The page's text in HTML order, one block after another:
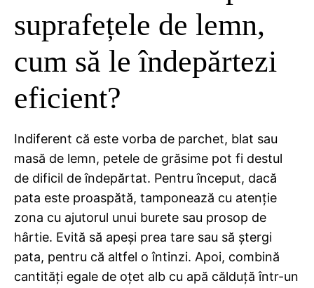
suprafețele de lemn,
cum să le îndepărtezi
eficient?
Indiferent că este vorba de parchet, blat sau
masă de lemn, petele de grăsime pot fi destul
de dificil de îndepărtat. Pentru început, dacă
pata este proaspătă, tamponează cu atenție
zona cu ajutorul unui burete sau prosop de
hârtie. Evită să apeși prea tare sau să ștergi
pata, pentru că altfel o întinzi. Apoi, combină
cantități egale de oțet alb cu apă călduță într-un